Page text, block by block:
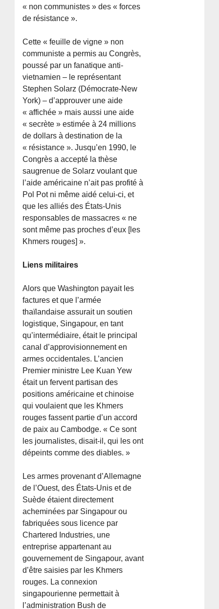
« non communistes » des « forces
de résistance ».
Cette « feuille de vigne » non
communiste a permis au Congrès,
poussé par un fanatique anti-
vietnamien – le représentant
Stephen Solarz (Démocrate-New
York) – d’approuver une aide
« affichée » mais aussi une aide
« secrète » estimée à 24 millions
de dollars à destination de la
« résistance ». Jusqu’en 1990, le
Congrès a accepté la thèse
saugrenue de Solarz voulant que
l’aide américaine n’ait pas profité à
Pol Pot ni même aidé celui-ci, et
que les alliés des États-Unis
responsables de massacres « ne
sont même pas proches d’eux [les
Khmers rouges] ».
Liens militaires
Alors que Washington payait les
factures et que l’armée
thaïlandaise assurait un soutien
logistique, Singapour, en tant
qu’intermédiaire, était le principal
canal d’approvisionnement en
armes occidentales. L’ancien
Premier ministre Lee Kuan Yew
était un fervent partisan des
positions américaine et chinoise
qui voulaient que les Khmers
rouges fassent partie d’un accord
de paix au Cambodge. « Ce sont
les journalistes, disait-il, qui les ont
dépeints comme des diables. »
Les armes provenant d’Allemagne
de l’Ouest, des États-Unis et de
Suède étaient directement
acheminées par Singapour ou
fabriquées sous licence par
Chartered Industries, une
entreprise appartenant au
gouvernement de Singapour, avant
d’être saisies par les Khmers
rouges. La connexion
singapourienne permettait à
l’administration Bush de